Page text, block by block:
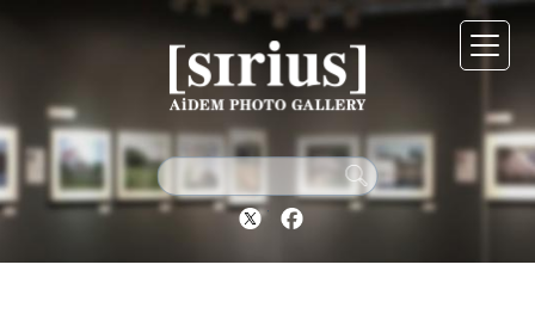
Twitter Facebook
シリウスについて
展示スケジュール